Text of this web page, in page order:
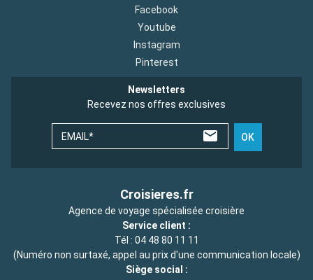
Facebook
Youtube
Instagram
Pinterest
Newsletters
Recevez nos offres exclusives
EMAIL* OK
Croisieres.fr
Agence de voyage spécialisée croisière
Service client :
Tél : 04 48 80 11 11
(Numéro non surtaxé, appel au prix d'une communication locale)
Siège social :